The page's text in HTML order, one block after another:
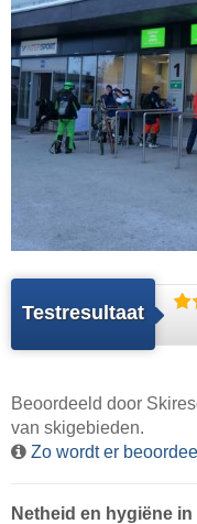
Testresultaat
Beoordeeld door
van skigebieden.
Zo wordt er
Netheid en hygiëne